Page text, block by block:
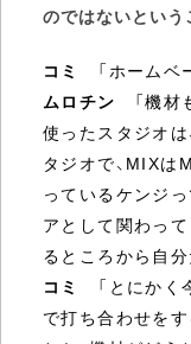
のではないという
コミ
「ホームベ
ムロチン 「機材
使ったスタジオ
タジオで、MIXは
っているケンジ
アとして関わって
るところから自分
コミ
「とにかく
で打ち合わせを